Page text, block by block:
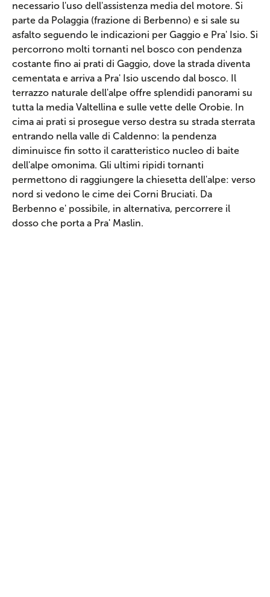
necessario l'uso dell'assistenza media del motore. Si
parte da Polaggia (frazione di Berbenno) e si sale su
asfalto seguendo le indicazioni per Gaggio e Pra' Isio. Si
percorrono molti tornanti nel bosco con pendenza
costante fino ai prati di Gaggio, dove la strada diventa
cementata e arriva a Pra' Isio uscendo dal bosco. Il
terrazzo naturale dell'alpe offre splendidi panorami su
tutta la media Valtellina e sulle vette delle Orobie. In
cima ai prati si prosegue verso destra su strada sterrata
entrando nella valle di Caldenno: la pendenza
diminuisce fin sotto il caratteristico nucleo di baite
dell'alpe omonima. Gli ultimi ripidi tornanti
permettono di raggiungere la chiesetta dell'alpe: verso
nord si vedono le cime dei Corni Bruciati. Da
Berbenno e' possibile, in alternativa, percorrere il
dosso che porta a Pra' Maslin.